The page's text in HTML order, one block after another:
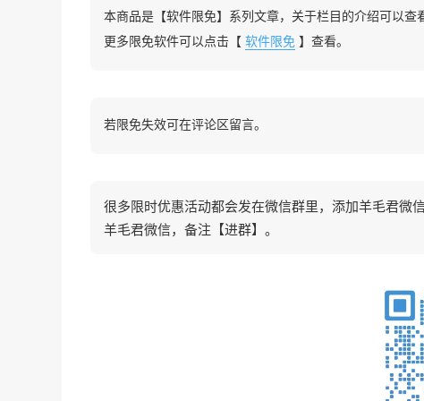
本商品是【软件限免】系列文章，关于栏目的介绍可以查
更多限免软件可以点击【 软件限免 】查看。
若限免失效可在评论区留言。
很多限时优惠活动都会发在微信群里，添加羊毛君微
羊毛君微信，备注【进群】。